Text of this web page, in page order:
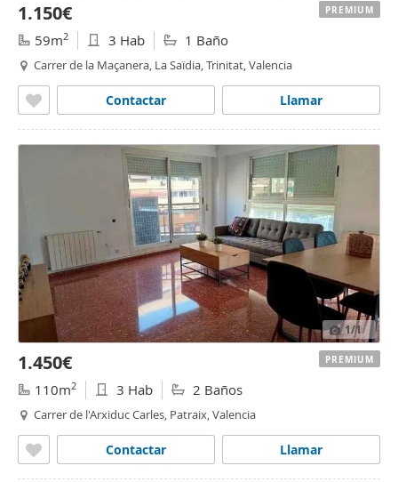
1.150€
59m2 3 Hab 1 Baño
Carrer de la Maçanera, La Saïdia, Trinitat, Valencia
Llamar
Contactar
PREMIUM
1/1
1.450€
110m2 3 Hab 2 Baños
Carrer de l'Arxiduc Carles, Patraix, Valencia
Llamar
Contactar
PREMIUM